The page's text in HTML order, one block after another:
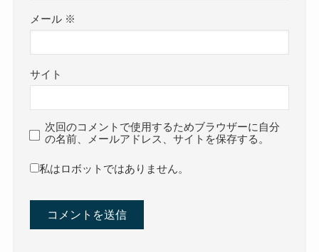
メール ※
サイト
次回のコメントで使用するためブラウザーに自分
の名前、メールアドレス、サイトを保存する。
私はロボットではありません。